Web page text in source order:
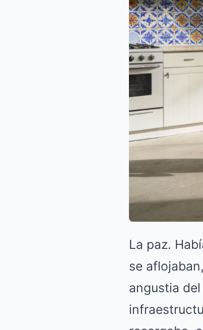
La paz.
se
angustia